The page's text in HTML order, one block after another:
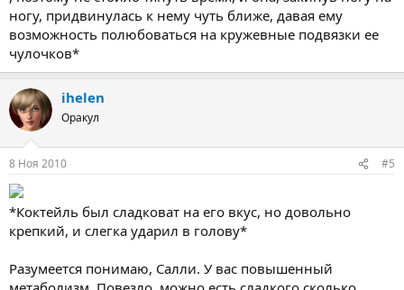
ногу, придвинулась к нему чуть ближе, давая ему
возможность полюбоваться на кружевные подвязки ее
чулочков*
ihelen
Оракул
8 Ноя 2010 #5
*Коктейль был сладковат на его вкус, но довольно
крепкий, и слегка ударил в голову*
Разумеется понимаю, Салли. У вас повышенный